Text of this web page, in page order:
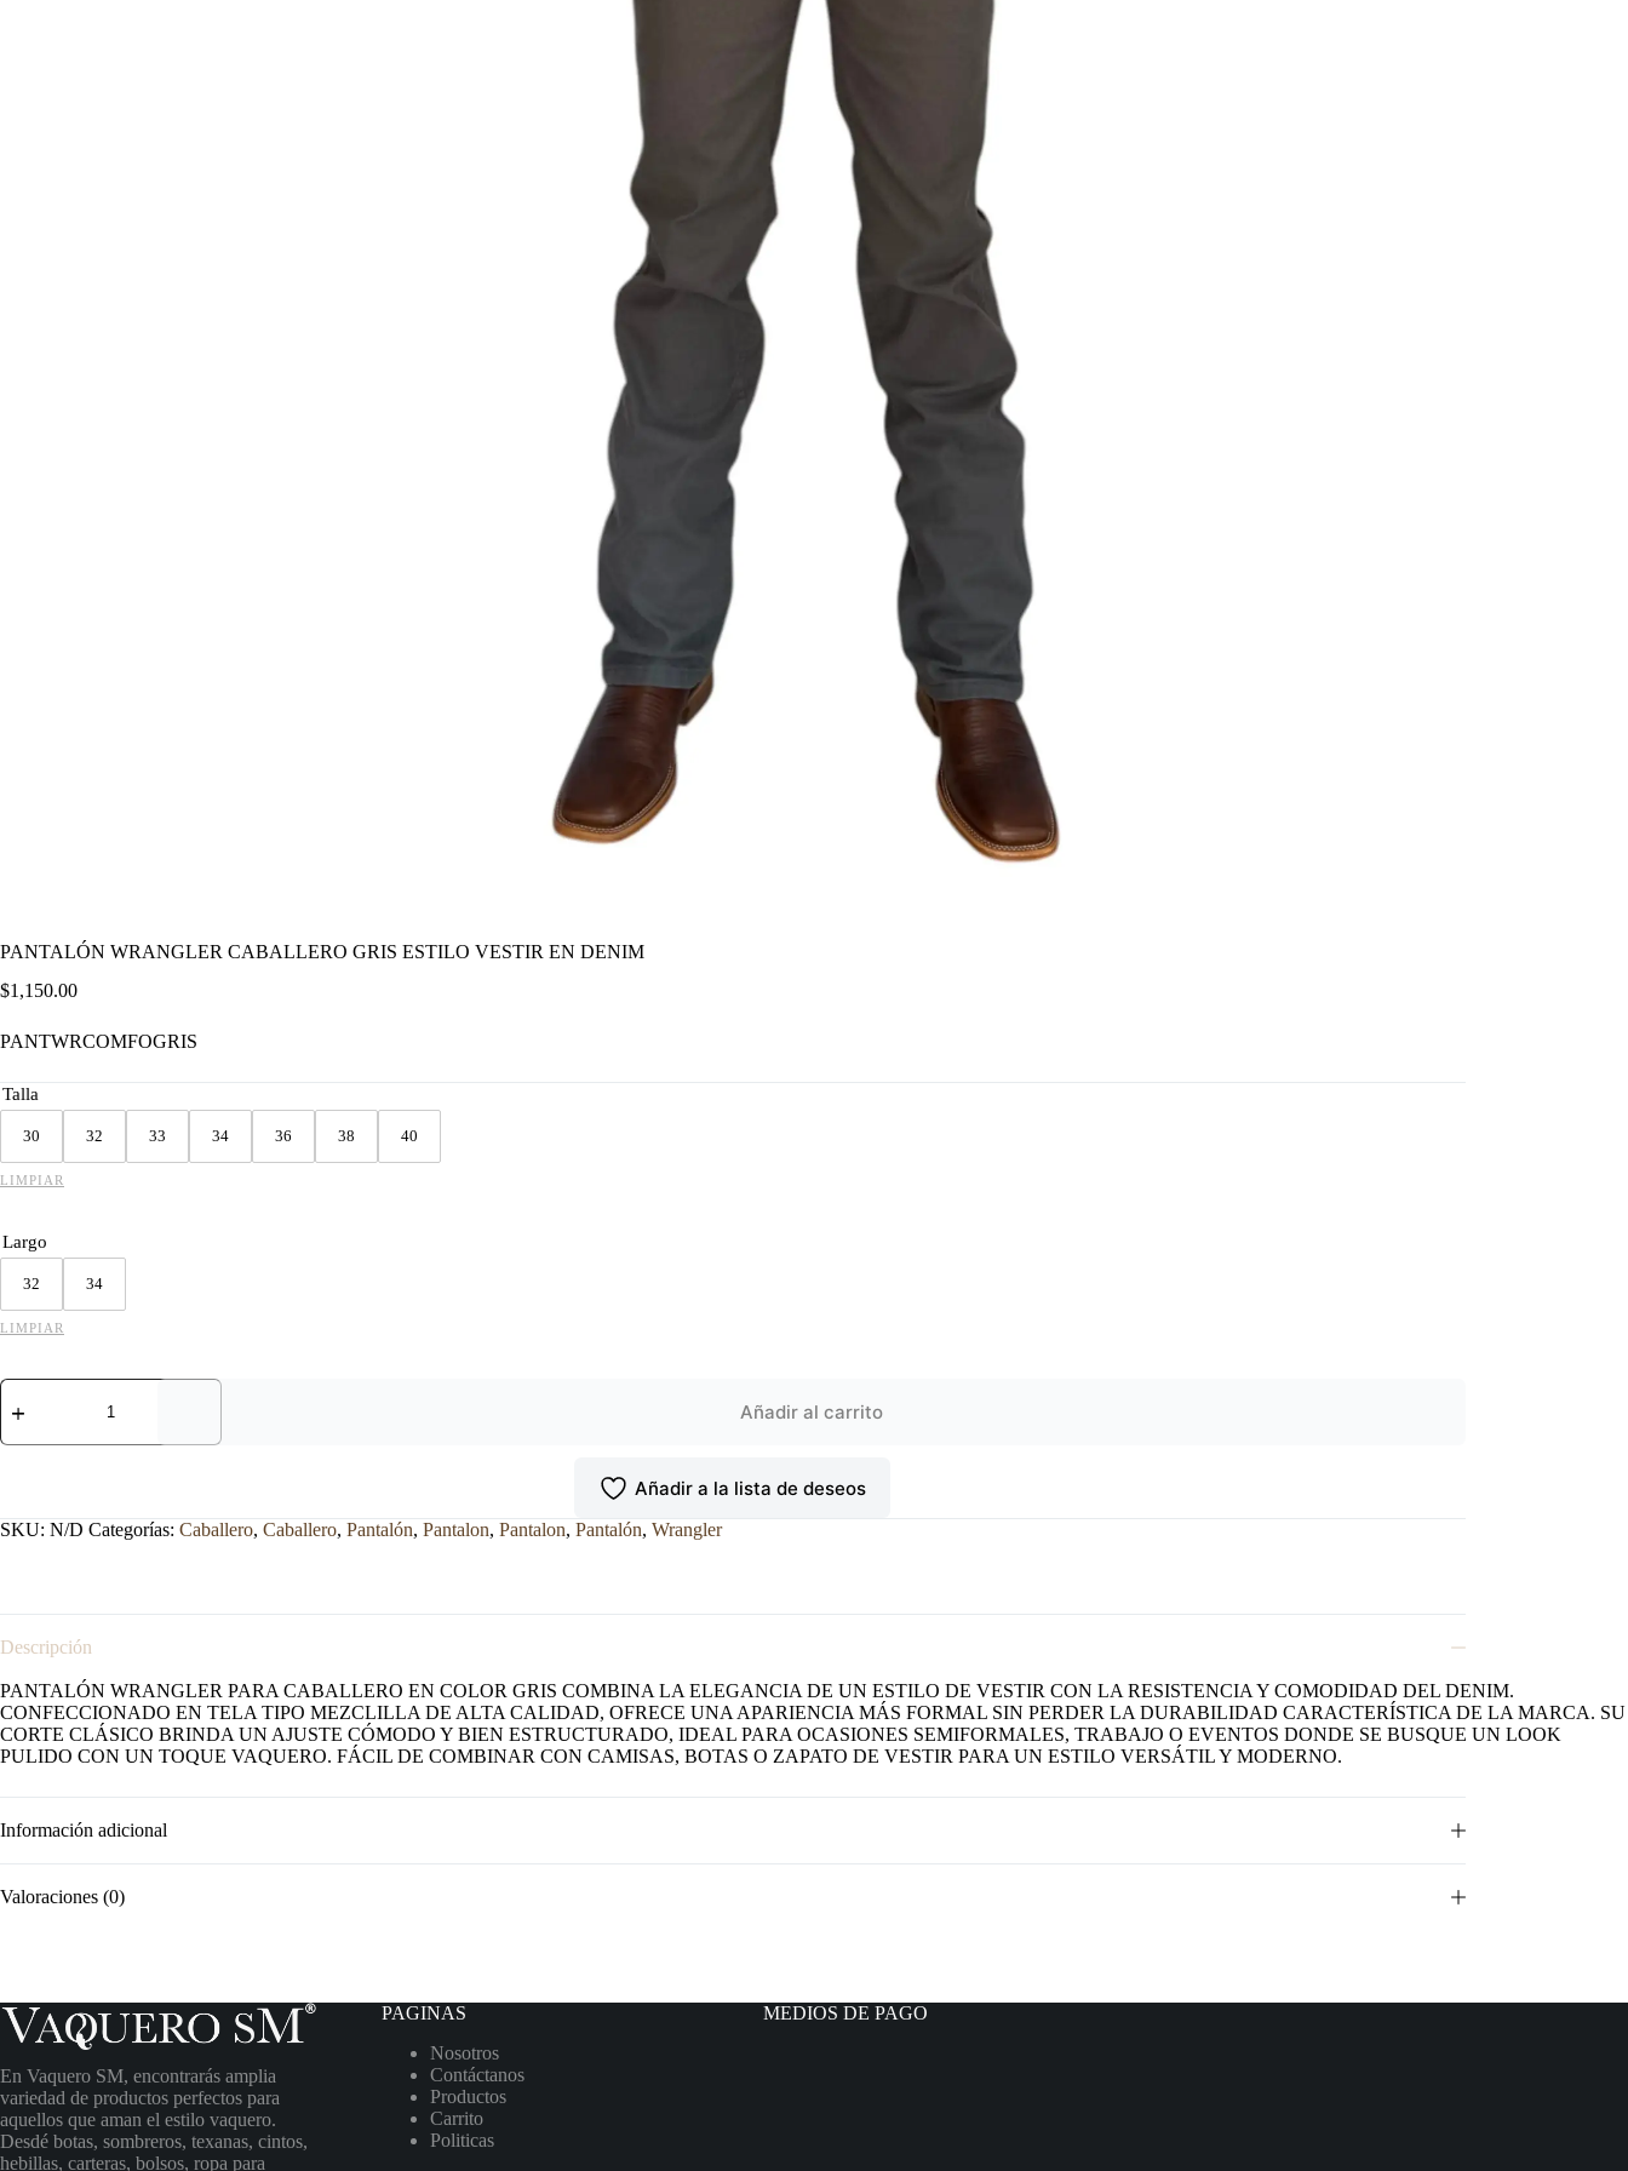
PANTALÓN WRANGLER CABALLERO GRIS ESTILO VESTIR EN DENIM
$1,150.00
PANTWRCOMFOGRIS
Talla
30 32 33 34 36 38 40
LIMPIAR
Largo
32 34
LIMPIAR
PANTALÓN
WRANGLER
GRIS
DENIM
Añadir al carrito
Añadir a la lista de deseos
SKU: N/D Categorías: Caballero, Caballero, Pantalón, Pantalon, Pantalon, Pantalón, Wrangler
Descripción
PANTALÓN WRANGLER PARA CABALLERO EN COLOR GRIS COMBINA LA ELEGANCIA DE UN ESTILO DE VESTIR CON LA RESISTENCIA Y COMODIDAD DEL DENIM.
CONFECCIONADO EN TELA TIPO MEZCLILLA DE ALTA CALIDAD, OFRECE UNA APARIENCIA MÁS FORMAL SIN PERDER LA DURABILIDAD CARACTERÍSTICA DE LA MARCA. SU
CORTE CLÁSICO BRINDA UN AJUSTE CÓMODO Y BIEN ESTRUCTURADO, IDEAL PARA OCASIONES SEMIFORMALES, TRABAJO O EVENTOS DONDE SE BUSQUE UN LOOK
PULIDO CON UN TOQUE VAQUERO. FÁCIL DE COMBINAR CON CAMISAS, BOTAS O ZAPATO DE VESTIR PARA UN ESTILO VERSÁTIL Y MODERNO.
Información adicional
Valoraciones (0)
En Vaquero SM, encontrarás amplia
variedad de productos perfectos para
aquellos que aman el estilo vaquero.
Desdé botas, sombreros, texanas, cintos,
hebillas, carteras, bolsos, ropa para
PAGINAS
Nosotros
Contáctanos
Productos
Carrito
Politicas
MEDIOS DE PAGO